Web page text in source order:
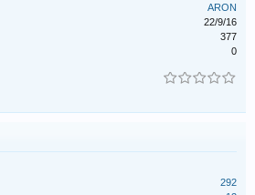
ARON
22/9/16
377
0
292